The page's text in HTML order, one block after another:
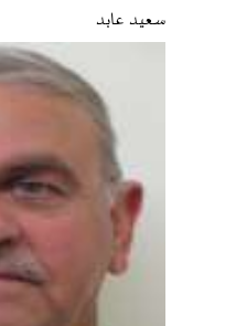
سعید عابد